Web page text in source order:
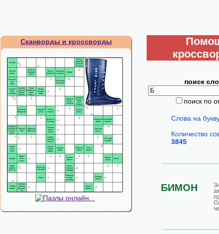
Сканворды и кроссворды
поиск
поиск по
Слова на
Количество
3845
БИМОН